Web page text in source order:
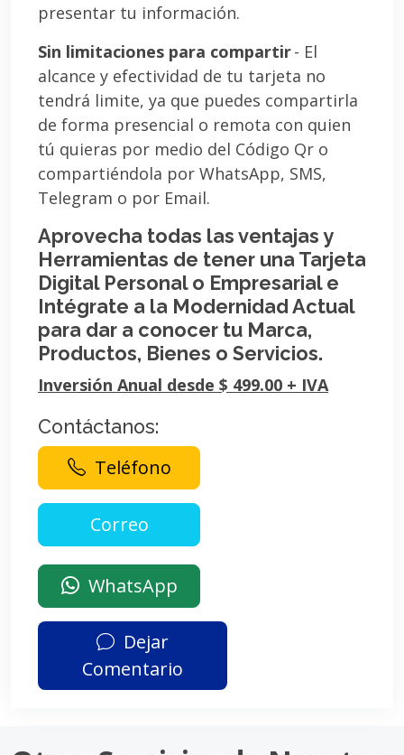
presentar tu información.
Sin limitaciones para compartir- El
alcance y efectividad de tu tarjeta no
tendrá limite, ya que puedes compartirla
de forma presencial o remota con quien
tú quieras por medio del Código Qr o
compartiéndola por WhatsApp, SMS,
Telegram o por Email.
Aprovecha todas las ventajas y
Herramientas de tener una Tarjeta
Digital Personal o Empresarial e
Intégrate a la Modernidad Actual
para dar a conocer tu Marca,
Productos, Bienes o Servicios.
Inversión Anual desde $ 499.00 + IVA
Contáctanos:
Teléfono
WhatsApp
Dejar
Comentario